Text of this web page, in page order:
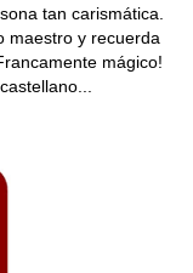
tan carismática.
maestro y recuerda
mágico!